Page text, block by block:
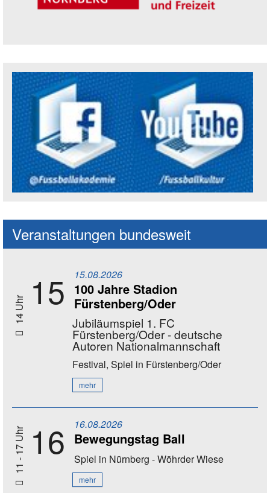
Veranstaltungen bundesweit
14 Uhr 15 15.08.2026
100 Jahre Stadion
Fürstenberg/Oder
Jubiläumspiel 1. FC
Fürstenberg/Oder - deutsche
Autoren Nationalmannschaft
Festival, Spiel in Fürstenberg/Oder
mehr
11 - 17 Uhr 16 16.08.2026
Bewegungstag Ball
Spiel in Nürnberg - Wöhrder Wiese
mehr